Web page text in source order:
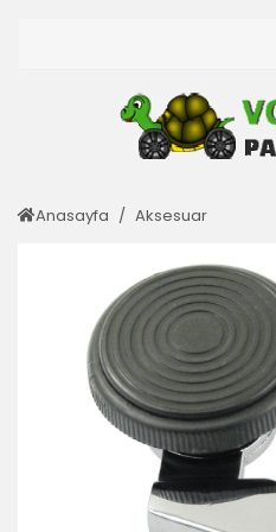
Anasayfa Aksesuar